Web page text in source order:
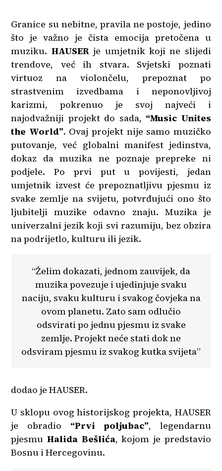
Granice su nebitne, pravila ne postoje, jedino
što je važno je čista emocija pretočena u
muziku. HAUSERje umjetnik koji ne slijedi
trendove, već ih stvara. Svjetski poznati
virtuoz na violončelu, prepoznat po
strastvenim izvedbama i neponovljivoj
karizmi, pokrenuo je svoj najveći i
najodvažniji projekt do sada, “Music Unites
the World”. Ovaj projekt nije samo muzičko
putovanje, već globalni manifest jedinstva,
dokaz da muzika ne poznaje prepreke ni
podjele. Po prvi put u povijesti, jedan
umjetnik izvest će prepoznatljivu pjesmu iz
svake zemlje na svijetu, potvrđujući ono što
ljubitelji muzike odavno znaju. Muzika je
univerzalni jezik koji svi razumiju, bez obzira
na podrijetlo, kulturu ili jezik.
“Želim dokazati, jednom zauvijek, da
muzika povezuje i ujedinjuje svaku
naciju, svaku kulturu i svakog čovjeka na
ovom planetu. Zato sam odlučio
odsvirati po jednu pjesmu iz svake
zemlje. Projekt neće stati dok ne
odsviram pjesmu iz svakog kutka svijeta”
dodao je HAUSER.
U sklopu ovog historijskog projekta, HAUSER
je obradio “Prvi poljubac”, legendarnu
pjesmuHalida Bešlića, kojom je predstavio
Bosnu i Hercegovinu.